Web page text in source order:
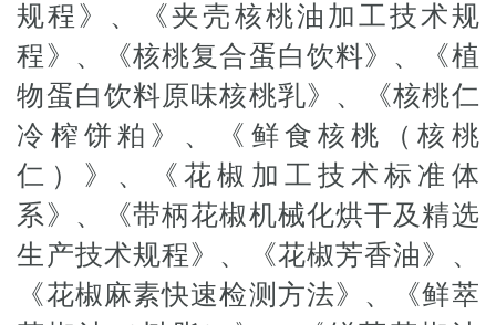
规程》、《夹壳核桃油加工技术规
程》、《核桃复合蛋白饮料》、《植
物蛋白饮料原味核桃乳》、《核桃仁
冷榨饼粕》、《鲜食核桃（核桃
仁）》、《花椒加工技术标准体
系》、《带柄花椒机械化烘干及精选
生产技术规程》、《花椒芳香油》、
《花椒麻素快速检测方法》、《鲜萃